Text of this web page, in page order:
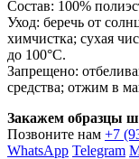
Состав: 100%
Уход: беречь от
химчистка; сухая
до 100°C.
Запрещено:
средства; отжим в
Закажем образцы
Позвоните нам +7
WhatsApp Telegram